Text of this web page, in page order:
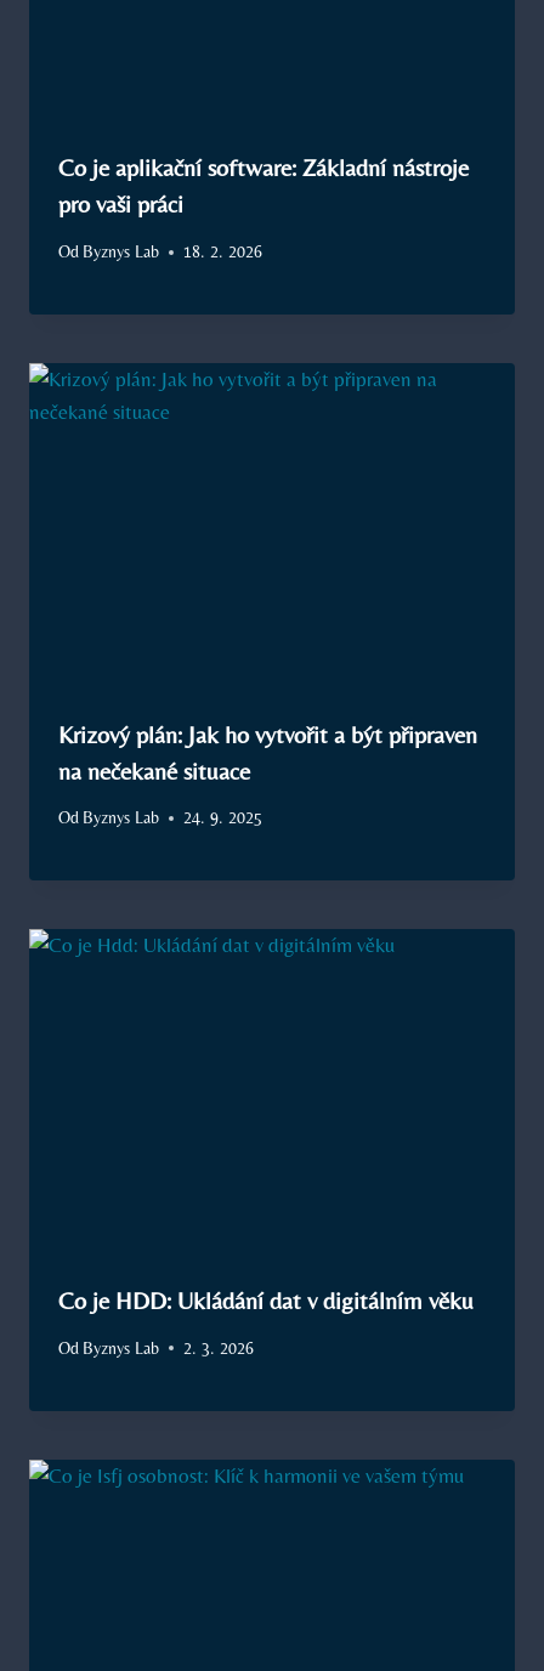
Co je aplikační software: Základní nástroje
pro vaši práci
Od Byznys Lab 18. 2. 2026
Krizový plán: Jak ho vytvořit a být připraven
na nečekané situace
Od Byznys Lab 24. 9. 2025
Co je HDD: Ukládání dat v digitálním věku
Od Byznys Lab 2. 3. 2026